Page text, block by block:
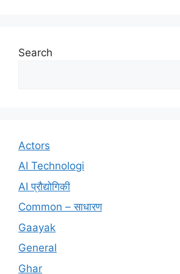
Search
Actors
AI Technologi
AI प्रौद्योगिकी
Common – साधारण
Gaayak
General
Ghar